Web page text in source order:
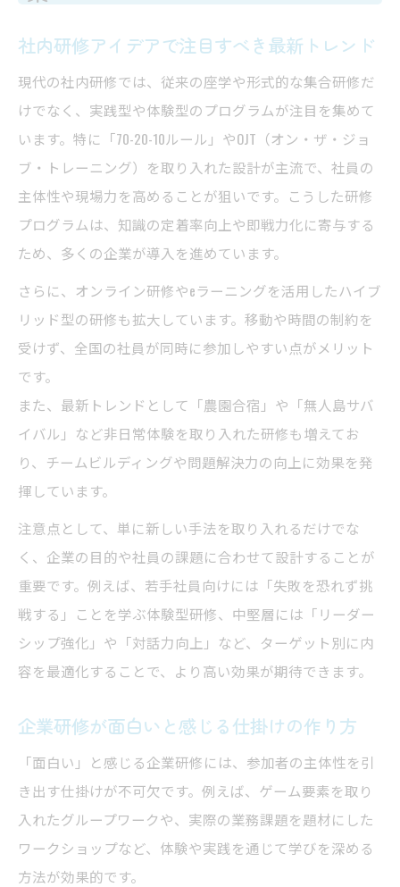
社内研修アイデアで注目すべき最新トレンド
現代の社内研修では、従来の座学や形式的な集合研修だ
けでなく、実践型や体験型のプログラムが注目を集めて
います。特に「70-20-10ルール」やOJT（オン・ザ・ジョ
ブ・トレーニング）を取り入れた設計が主流で、社員の
主体性や現場力を高めることが狙いです。こうした研修
プログラムは、知識の定着率向上や即戦力化に寄与する
ため、多くの企業が導入を進めています。
さらに、オンライン研修やeラーニングを活用したハイブ
リッド型の研修も拡大しています。移動や時間の制約を
受けず、全国の社員が同時に参加しやすい点がメリット
です。
また、最新トレンドとして「農園合宿」や「無人島サバ
イバル」など非日常体験を取り入れた研修も増えてお
り、チームビルディングや問題解決力の向上に効果を発
揮しています。
注意点として、単に新しい手法を取り入れるだけでな
く、企業の目的や社員の課題に合わせて設計することが
重要です。例えば、若手社員向けには「失敗を恐れず挑
戦する」ことを学ぶ体験型研修、中堅層には「リーダー
シップ強化」や「対話力向上」など、ターゲット別に内
容を最適化することで、より高い効果が期待できます。
企業研修が面白いと感じる仕掛けの作り方
「面白い」と感じる企業研修には、参加者の主体性を引
き出す仕掛けが不可欠です。例えば、ゲーム要素を取り
入れたグループワークや、実際の業務課題を題材にした
ワークショップなど、体験や実践を通じて学びを深める
方法が効果的です。